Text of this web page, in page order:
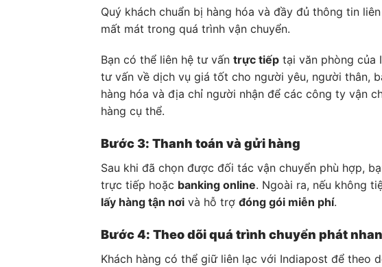
Quý khách chuẩn bị hàng hóa và đầy đủ thông tin
mất mát trong quá trình vận chuyển.
Bạn có thể liên hệ tư vấn trực tiếp tại văn phòng của
tư vấn về dịch vụ giá tốt cho người yêu, người thân,
hàng hóa và địa chỉ người nhận để các công ty vận
hàng cụ thể.
Bước 3: Thanh toán và gửi hàng
Sau khi đã chọn được đối tác vận chuyển phù hợp,
trực tiếp hoặc banking online. Ngoài ra, nếu không
lấy hàng tận nơi và hỗ trợ đóng gói miễn phí.
Bước 4: Theo dõi quá trình chuyển phát
Khách hàng có thể giữ liên lạc với Indiapost để theo